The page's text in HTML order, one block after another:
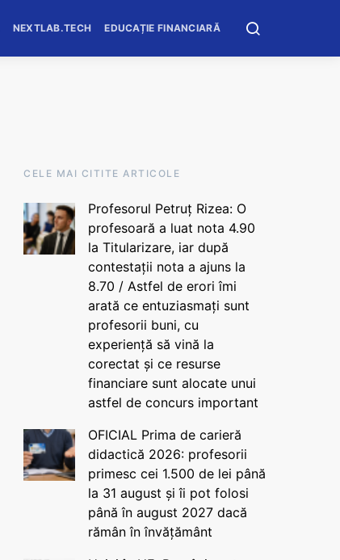
NEXTLAB.TECH EDUCAȚIE FINANCIARĂ
CELE MAI CITITE ARTICOLE
Profesorul Petruț Rizea: O
profesoară a luat nota 4.90
la Titularizare, iar după
contestații nota a ajuns la
8.70 / Astfel de erori îmi
arată ce entuziasmați sunt
profesorii buni, cu
experiență să vină la
corectat și ce resurse
financiare sunt alocate unui
astfel de concurs important
OFICIAL Prima de carieră
didactică 2026: profesorii
primesc cei 1.500 de lei până
la 31 august și îi pot folosi
până în august 2027 dacă
rămân în învățământ